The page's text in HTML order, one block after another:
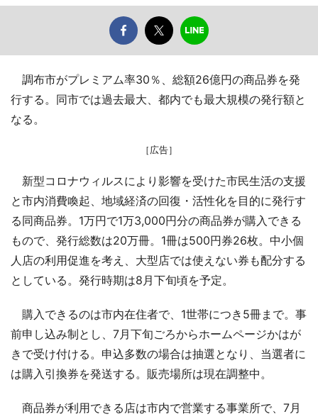
調布市がプレミアム率30％、総額26億円の商品券を発
行する。同市では過去最大、都内でも最大規模の発行額と
なる。
［広告］
新型コロナウィルスにより影響を受けた市民生活の支援
と市内消費喚起、地域経済の回復・活性化を目的に発行す
る同商品券。1万円で1万3,000円分の商品券が購入できる
もので、発行総数は20万冊。1冊は500円券26枚。中小個
人店の利用促進を考え、大型店では使えない券も配分する
としている。発行時期は8月下旬頃を予定。
購入できるのは市内在住者で、1世帯につき5冊まで。事
前申し込み制とし、7月下旬ごろからホームページかはが
きで受け付ける。申込多数の場合は抽選となり、当選者に
は購入引換券を発送する。販売場所は現在調整中。
商品券が利用できる店は市内で営業する事業所で、7月